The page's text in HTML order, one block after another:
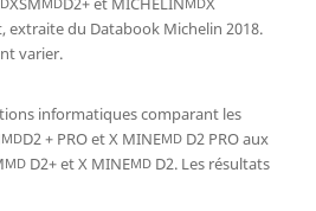
extraite du Databook Michelin 2018.
varier.
informatiques comparant les
MDD2 + PRO et X MINEMD D2 PRO aux
MD D2+ et X MINEMD D2. Les résultats